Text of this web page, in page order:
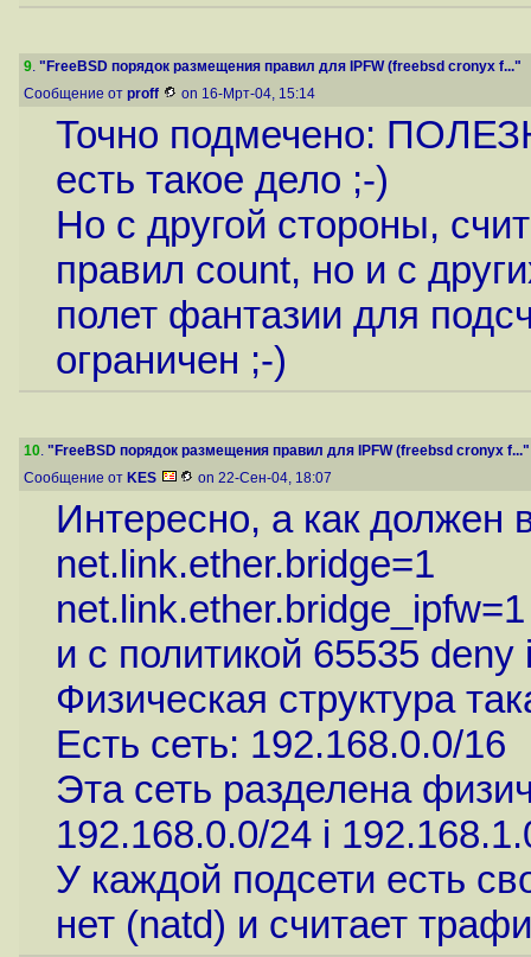
9. "FreeBSD порядок размещения правил для IPFW (freebsd cronyx f..."
Сообщение от proff on 16-Мрт-04, 15:14
Точно подмечено:
есть такое дело ;-)
Но с другой стороны,
правил count, но и с
полет фантазии для
ограничен ;-)
10. "FreeBSD порядок размещения правил для IPFW (freebsd cronyx f..."
Сообщение от KES on 22-Сен-04, 18:07
Интересно, а как должен
net.link.ether.bridge=1
net.link.ether.bridge_ipfw=1
и с политикой 65535
Физическая структура
Есть сеть: 192.168.0.0/16
Эта сеть разделена
192.168.0.0/24 i
У каждой подсети есть
нет (natd) и считает